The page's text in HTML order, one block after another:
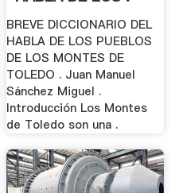
BREVE DICCIONARIO DEL
HABLA DE LOS PUEBLOS
DE LOS MONTES DE
TOLEDO . Juan Manuel
Sánchez Miguel .
Introducción Los Montes
de Toledo son una .